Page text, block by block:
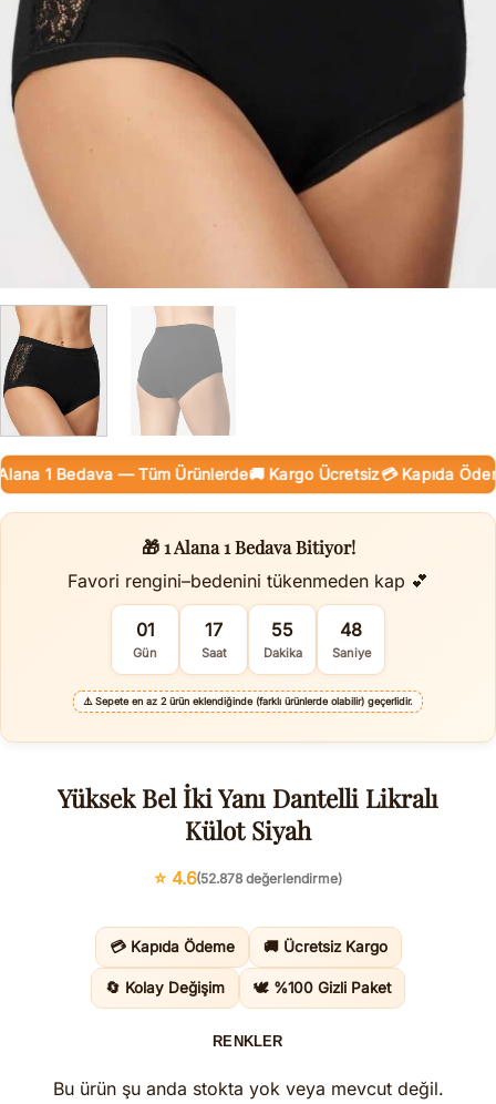
1 Bedava — Tüm Ürünlerde🚚 Kargo Ücretsiz💳 Kapıda
🎁 1 Alana 1 Bedava Bitiyor!
Favori rengini–bedenini tükenmeden kap 💕
01
Gün
17
Saat
55
Dakika
48
Saniye
⚠️ Sepete en az 2 ürün eklendiğinde (farklı ürünlerde olabilir) geçerlidir.
Yüksek Bel İki Yanı Dantelli Likralı
Külot Siyah
⭐ 4.6(52.878 değerlendirme)
💳 Kapıda Ödeme 🚚 Ücretsiz Kargo
🔄 Kolay Değişim 🕊️ %100 Gizli Paket
RENKLER
Bu ürün şu anda stokta yok veya mevcut değil.